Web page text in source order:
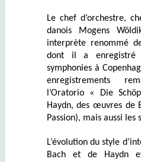
Le chef d’orchestre,
danois Mogens
interprète renommé
dont il a enregistré
symphonies à
enregistrements
l’Oratorio « Die
Haydn, des œuvres de
Passion), mais aussi les
L’évolution du style
Bach et de Haydn